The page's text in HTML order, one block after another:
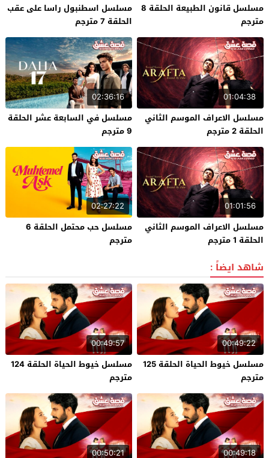
مسلسل قانون الطبيعة الحلقة 8
مترجم
مسلسل اسطنبول راسا على عقب
الحلقة 7 مترجم
01:04:38
مسلسل الاعراف الموسم الثاني
الحلقة 2 مترجم
02:36:16
مسلسل في السابعة عشر الحلقة
9 مترجم
01:01:56
مسلسل الاعراف الموسم الثاني
الحلقة 1 مترجم
02:27:22
مسلسل حب محتمل الحلقة 6
مترجم
شاهد ايضاً :
00:49:22
مسلسل خيوط الحياة الحلقة 125
مترجم
00:49:57
مسلسل خيوط الحياة الحلقة 124
مترجم
00:49:18
00:50:21